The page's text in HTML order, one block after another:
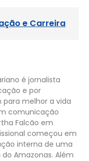
e Carreira
é jornalista
e por
melhor a vida
comunicação
Falcão em
começou em
interna de uma
Amazonas. Além